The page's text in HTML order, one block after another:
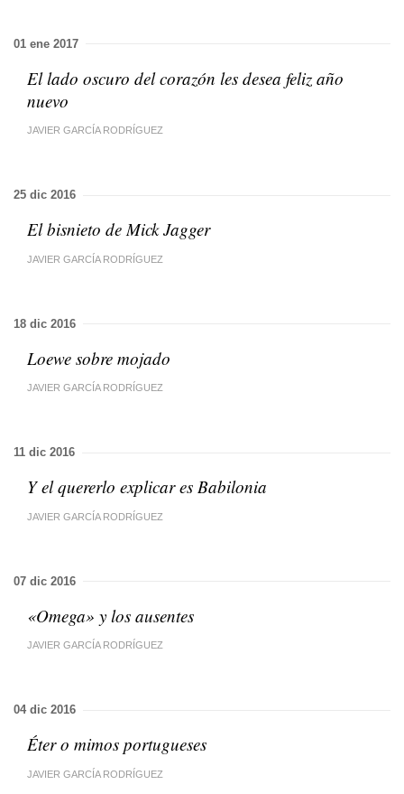
01 ene 2017
El lado oscuro del corazón les desea feliz año
nuevo
JAVIER GARCÍA RODRÍGUEZ
25 dic 2016
El bisnieto de Mick Jagger
JAVIER GARCÍA RODRÍGUEZ
18 dic 2016
Loewe sobre mojado
JAVIER GARCÍA RODRÍGUEZ
11 dic 2016
Y el quererlo explicar es Babilonia
JAVIER GARCÍA RODRÍGUEZ
07 dic 2016
«Omega» y los ausentes
JAVIER GARCÍA RODRÍGUEZ
04 dic 2016
Éter o mimos portugueses
JAVIER GARCÍA RODRÍGUEZ